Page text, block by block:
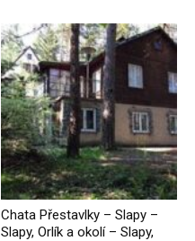
Chata Přestavlky – Slapy –
Slapy, Orlík a okolí – Slapy,